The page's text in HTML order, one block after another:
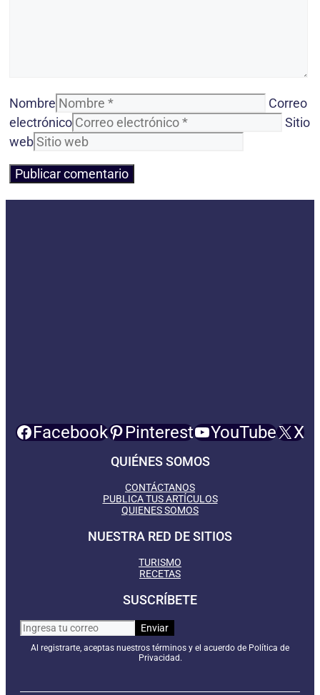
Nombre
Correo
electrónico
Sitio
web
Facebook Pinterest YouTube X
QUIÉNES SOMOS
CONTÁCTANOS
PUBLICA TUS ARTÍCULOS
QUIENES SOMOS
NUESTRA RED DE SITIOS
TURISMO
RECETAS
SUSCRÍBETE
Al registrarte, aceptas nuestros términos y el acuerdo de Política de
Privacidad.